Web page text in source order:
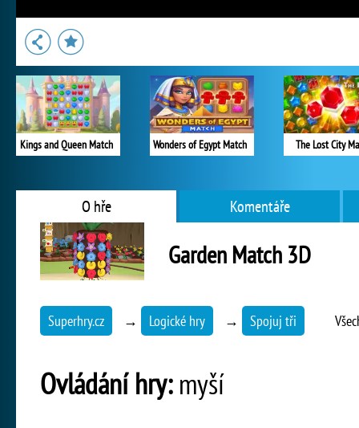
Kings and Queen Match Wonders of Egypt Match The Lost City
O hře Komentáře
Garden Match 3D
Superhry.cz → Logické hry → Spojuj tři
Ovládání hry:myší